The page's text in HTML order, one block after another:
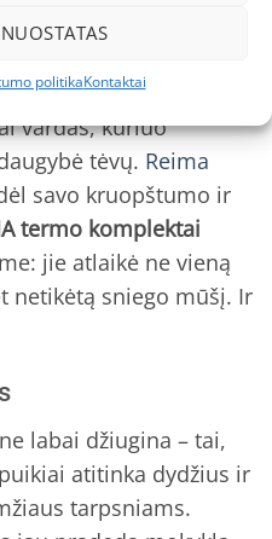
politikaKontaktai
vardas, kuriuo
tėvų. Reima
savo kruopštumo ir
termo komplektai
jie atlaikė ne vieną
netikėtą sniego mūšį. Ir
labai džiugina – tai,
puikiai atitinka dydžius ir
tarpsniams.